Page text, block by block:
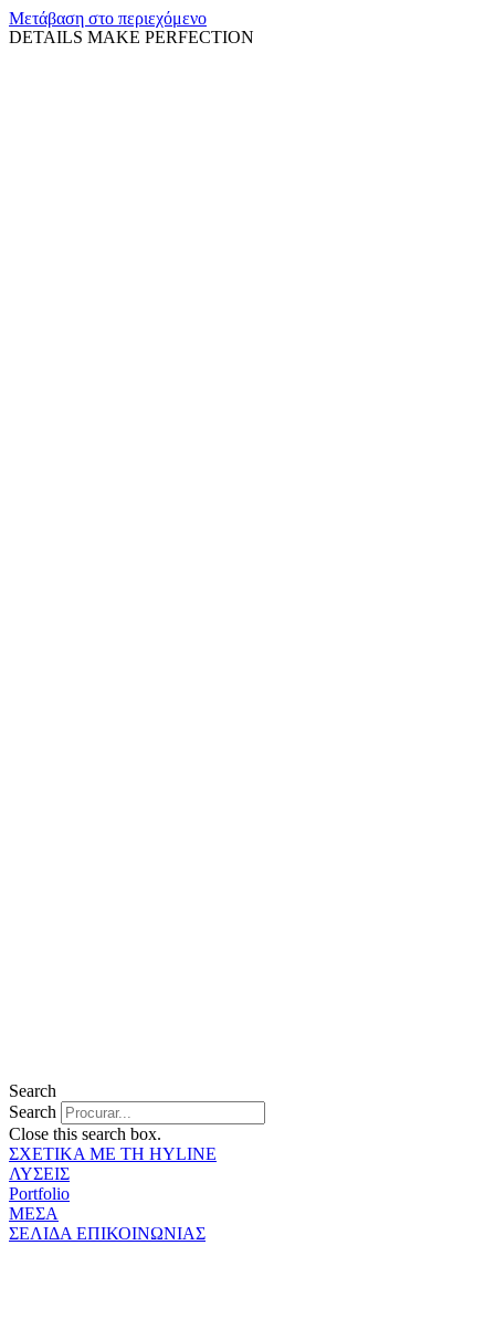
Μετάβαση στο περιεχόμενο
DETAILS MAKE PERFECTION
Search
Search
Close this search box.
ΣΧΕΤΙΚΑ ΜΕ ΤΗ HYLINE
ΛΥΣΕΙΣ
Portfolio
ΜΕΣΑ
ΣΕΛΙΔΑ ΕΠΙΚΟΙΝΩΝΙΑΣ